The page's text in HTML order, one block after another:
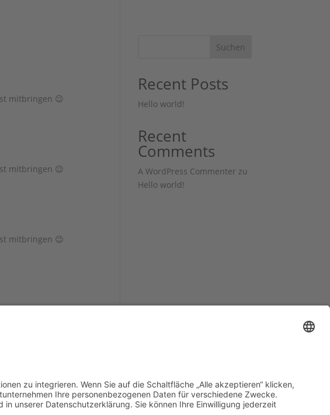
mitbringen 😉
mitbringen 😉
mitbringen 😉
mitbringen 😉
Suchen
Recent Posts
Hello world!
Recent
Comments
A WordPress Commenter zu
Hello world!